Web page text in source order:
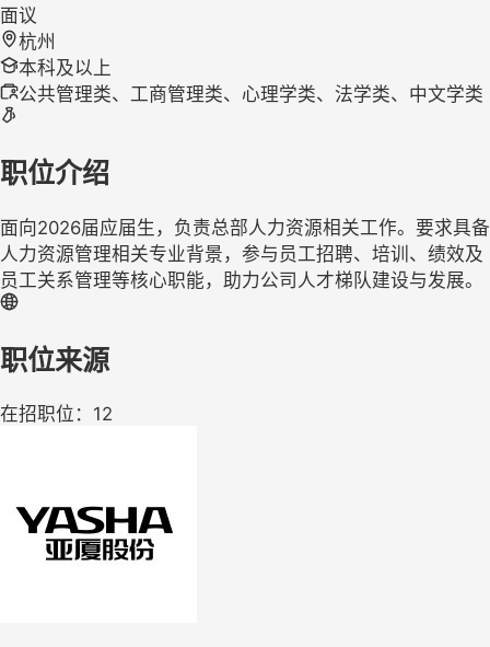
面议
杭州
本科及以上
公共管理类、工商管理类、心理学类、法学类、中文学类
职位介绍
面向2026届应届生，负责总部人力资源相关工作。要求具备
人力资源管理相关专业背景，参与员工招聘、培训、绩效及
员工关系管理等核心职能，助力公司人才梯队建设与发展。
职位来源
在招职位：12